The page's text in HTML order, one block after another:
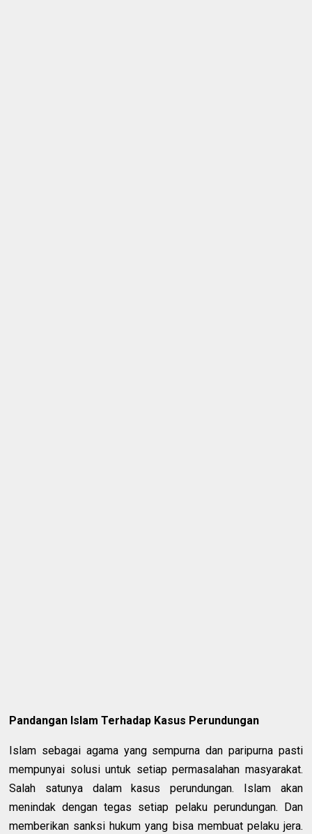
Pandangan Islam Terhadap Kasus Perundungan
Islam sebagai agama yang sempurna dan paripurna pasti
mempunyai solusi untuk setiap permasalahan masyarakat.
Salah satunya dalam kasus perundungan. Islam akan
menindak dengan tegas setiap pelaku perundungan. Dan
memberikan sanksi hukum yang bisa membuat pelaku jera.